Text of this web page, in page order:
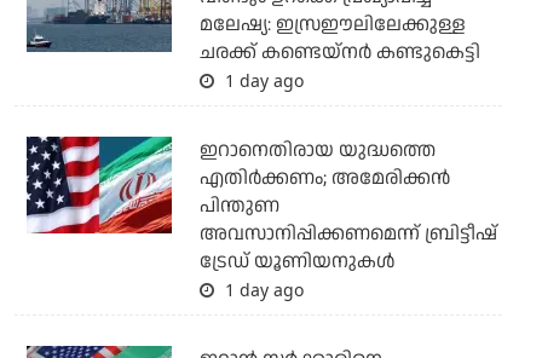
മലേഷ്യ: ഇസ്രഈലിലേക്കുള്ള
ചരക്ക് കണ്ടെയ്‌നര്‍ കണ്ടുകെട്ടി
1 day ago
ഇറാനെതിരായ യുദ്ധത്തെ
എതിര്‍ക്കണം; അമേരിക്കന്‍
പിന്തുണ
അവസാനിപ്പിക്കണമെന്ന് ബ്രിട്ടീഷ്
ട്രേഡ് യൂണിയനുകള്‍
1 day ago